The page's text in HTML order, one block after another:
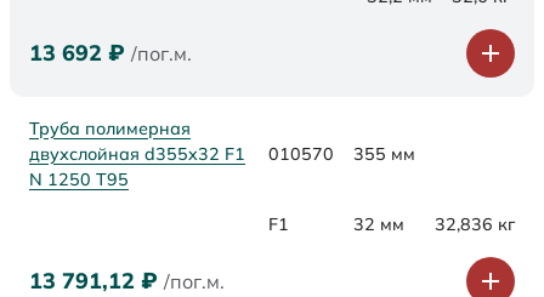
13 692 ₽ /пог.м.
Труба полимерная
двухслойная d355x32 F1
N 1250 Т95
010570 355 мм
F1 32 мм 32,836 кг
13 791,12 ₽ /пог.м.